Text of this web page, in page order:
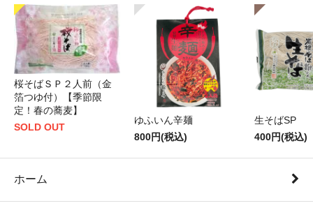
桜そばＳＰ２人前（金
箔つゆ付）【季節限
定！春の蕎麦】
SOLD OUT
ゆふいん辛麺
800円(税込)
生そばSP
400円(税込)
ホーム